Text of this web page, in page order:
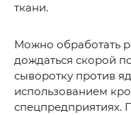
ткани.
Можно обработать
дождаться скорой
сыворотку против
использованием
спецпредприятиях.